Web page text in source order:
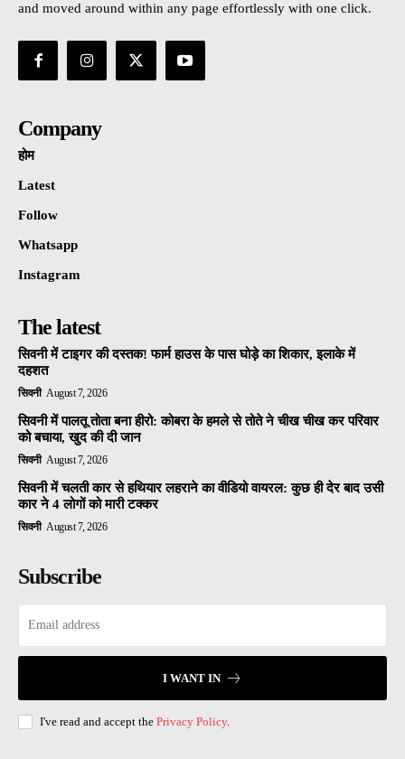
and moved around within any page effortlessly with one click.
Company
होम
Latest
Follow
Whatsapp
Instagram
The latest
सिवनी में टाइगर की दस्तक! फार्म हाउस के पास घोड़े का शिकार, इलाके में
दहशत
सिवनी August 7, 2026
सिवनी में पालतू तोता बना हीरो: कोबरा के हमले से तोते ने चीख चीख कर परिवार
को बचाया, खुद की दी जान
सिवनी August 7, 2026
सिवनी में चलती कार से हथियार लहराने का वीडियो वायरल: कुछ ही देर बाद उसी
कार ने 4 लोगों को मारी टक्कर
सिवनी August 7, 2026
Subscribe
I WANT IN
I've read and accept the Privacy Policy.